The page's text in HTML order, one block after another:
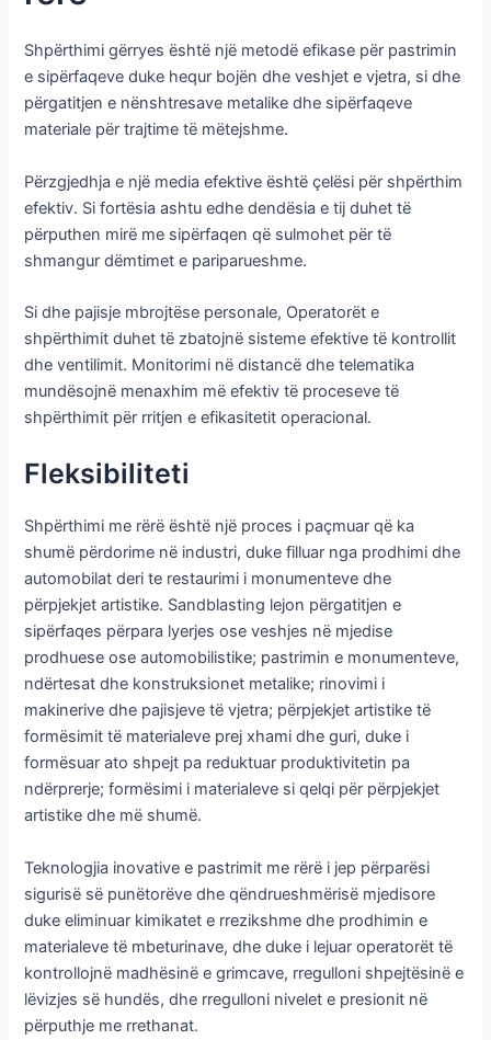
Shpërthimi gërryes është një metodë efikase për pastrimin
e sipërfaqeve duke hequr bojën dhe veshjet e vjetra, si dhe
përgatitjen e nënshtresave metalike dhe sipërfaqeve
materiale për trajtime të mëtejshme.
Përzgjedhja e një media efektive është çelësi për shpërthim
efektiv. Si fortësia ashtu edhe dendësia e tij duhet të
përputhen mirë me sipërfaqen që sulmohet për të
shmangur dëmtimet e pariparueshme.
Si dhe pajisje mbrojtëse personale, Operatorët e
shpërthimit duhet të zbatojnë sisteme efektive të kontrollit
dhe ventilimit. Monitorimi në distancë dhe telematika
mundësojnë menaxhim më efektiv të proceseve të
shpërthimit për rritjen e efikasitetit operacional.
Fleksibiliteti
Shpërthimi me rërë është një proces i paçmuar që ka
shumë përdorime në industri, duke filluar nga prodhimi dhe
automobilat deri te restaurimi i monumenteve dhe
përpjekjet artistike. Sandblasting lejon përgatitjen e
sipërfaqes përpara lyerjes ose veshjes në mjedise
prodhuese ose automobilistike; pastrimin e monumenteve,
ndërtesat dhe konstruksionet metalike; rinovimi i
makinerive dhe pajisjeve të vjetra; përpjekjet artistike të
formësimit të materialeve prej xhami dhe guri, duke i
formësuar ato shpejt pa reduktuar produktivitetin pa
ndërprerje; formësimi i materialeve si qelqi për përpjekjet
artistike dhe më shumë.
Teknologjia inovative e pastrimit me rërë i jep përparësi
sigurisë së punëtorëve dhe qëndrueshmërisë mjedisore
duke eliminuar kimikatet e rrezikshme dhe prodhimin e
materialeve të mbeturinave, dhe duke i lejuar operatorët të
kontrollojnë madhësinë e grimcave, rregulloni shpejtësinë e
lëvizjes së hundës, dhe rregulloni nivelet e presionit në
përputhje me rrethanat.